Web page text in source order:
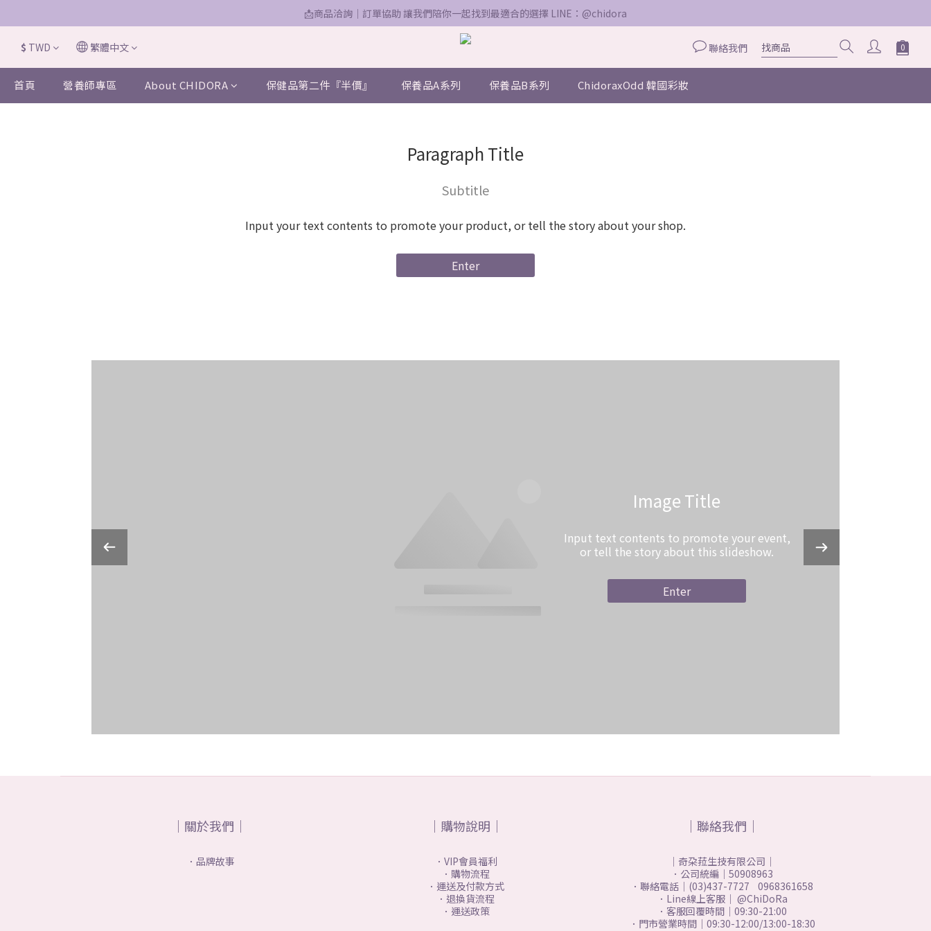
📩商品洽詢｜訂單協助 讓我們陪你一起找到最適合的選擇 LINE：@chidora
$ TWD 繁體中文 聯絡我們
首頁 營養師專區 About CHIDORA 保健品第二件『半價』 保養品A系列 保養品B系列 ChidoraxOdd 韓國彩妝
Paragraph Title
Subtitle
Input your text contents to promote your product, or tell the story about your shop.
Enter
Image Title
Input text contents to promote your event,
or tell the story about this slideshow.
Enter
｜關於我們｜
．品牌故事
｜購物說明｜
．VIP會員福利
．購物流程
．運送及付款方式
．退換貨流程
．運送政策
｜聯絡我們｜
｜奇朶菈生技有限公司｜
．公司統編｜50908963
．聯絡電話｜(03)437-7727 0968361658
．Line線上客服｜ @ChiDoRa
．客服回覆時間｜09:30-21:00
．門市營業時間｜09:30-12:00/13:00-18:30